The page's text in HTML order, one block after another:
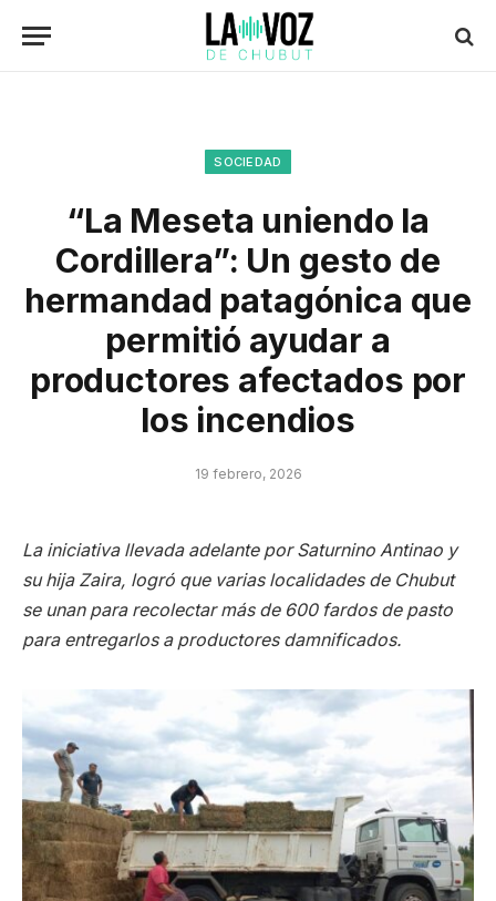
SOCIEDAD
“La Meseta uniendo la
Cordillera”: Un gesto de
hermandad patagónica que
permitió ayudar a
productores afectados por
los incendios
19 febrero, 2026
La iniciativa llevada adelante por Saturnino Antinao y
su hija Zaira, logró que varias localidades de Chubut
se unan para recolectar más de 600 fardos de pasto
para entregarlos a productores damnificados.